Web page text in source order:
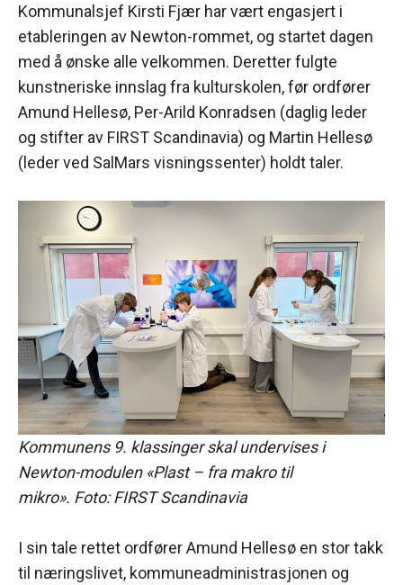
Kommunalsjef Kirsti Fjær har vært engasjert i
etableringen av Newton-rommet, og startet dagen
med å ønske alle velkommen. Deretter fulgte
kunstneriske innslag fra kulturskolen, før ordfører
Amund Hellesø, Per-Arild Konradsen (daglig leder
og stifter av FIRST Scandinavia) og Martin Hellesø
(leder ved SalMars visningssenter) holdt taler.
Kommunens 9. klassinger skal undervises i
Newton-modulen «Plast – fra makro til
mikro». Foto: FIRST Scandinavia
I sin tale rettet ordfører Amund Hellesø en stor takk
til næringslivet, kommuneadministrasjonen og